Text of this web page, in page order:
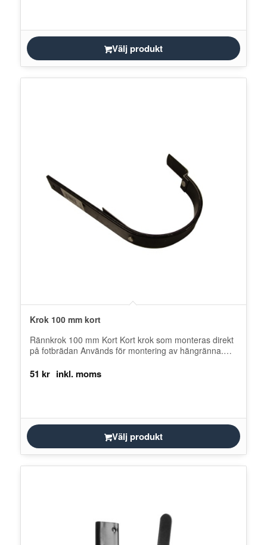
Välj produkt
Krok 100 mm kort
Rännkrok 100 mm Kort Kort krok som monteras direkt
på fotbrädan Används för montering av hängränna.
51 kr
Välj produkt